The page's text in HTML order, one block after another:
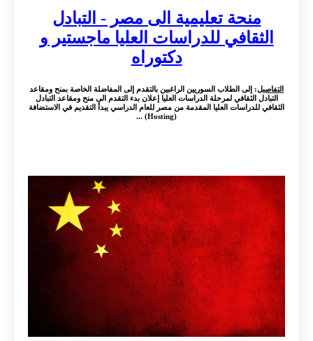
منحة تعليمية الى مصر - التبادل
الثقافي للدراسات العليا ماجستير و
دكتوراه
التفاصيل: إلى الطلاب السوريين الراغبين بالتقدم إلى المفاضلة الخاصة بمنح ومقاعد
التبادل الثقافي لمرحلة الدراسات العليا إعلان بدء التقدم الى منح ومقاعد التبادل
الثقافي للدراسات العليا المقدمة من مصر للعام الدراسي يبدأ التقديم في الاستضافة
(Hosting) ...